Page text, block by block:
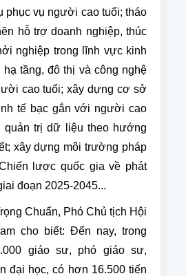
phục vụ người cao tuổi; tháo
hỗ trợ doanh nghiệp, thúc
nghiệp trong lĩnh vực kinh
tầng, đô thị và công nghệ
cao tuổi; xây dựng cơ sở
tế bạc gắn với người cao
quản trị dữ liệu theo hướng
xây dựng môi trường pháp
lược quốc gia về phát
đoạn 2025-2045...
Chuẩn, Phó Chủ tịch Hội
cho biết: Đến nay, trong
giáo sư, phó giáo sư,
đại học, có hơn 16.500 tiến